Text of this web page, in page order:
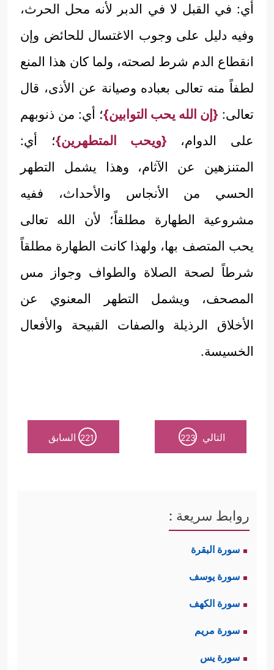
أي: في القبل لا في الدبر لأنه محل الحرث،
وفيه دليل على وجوب الاغتسال للحائض وإن
انقطاع الدم شرط لصحته، ولما كان هذا المنع
لطفاً منه تعالى بعباده وصيانة عن الأذى، قال
تعالى: {إن الله يحب التوابين}؛ أي: من ذنوبهم
على الدوام، {ويحب المتطهرين}؛ أي:
المتنزهين عن الآثام، وهذا يشمل التطهر
الحسي من الأنجاس والأحداث، ففيه
مشروعية الطهارة مطلقاً؛ لأن الله تعالى
يحب المتصف بها، ولهذا كانت الطهارة مطلقاً
شرطاً لصحة الصلاة والطواف وجواز مس
المصحف، ويشمل التطهر المعنوي عن
الأخلاق الرذيلة والصفات القبيحة والأفعال
الخسيسة.
التالي 223
221 السابق
روابط سريعة :
سورة البقرة
سورة يوسف
سورة الكهف
سورة مريم
سورة يس